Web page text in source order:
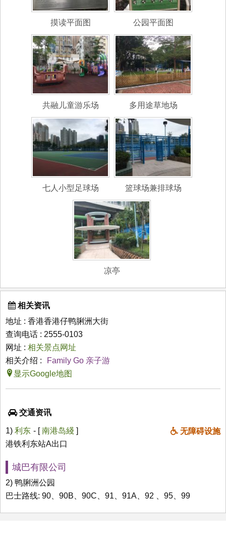
摸读平面图 公园平面图
共融儿童游乐场 多用途草地场
七人小型足球场 篮球场兼排球场
凉亭
相关资讯
地址 : 香港香港仔鸭脷洲大街
查询电话 : 2555-0103
网址 : 相关景点网址
相关介绍 :
Family Go 亲子游
显示Google地图
交通资讯
1) 利东 无障碍设施
- [南港岛綫 ]
港铁利东站A出口
城巴有限公司
2) 鸭脷洲公园
巴士路线: 90、90B、90C、91、91A、92 、95、99